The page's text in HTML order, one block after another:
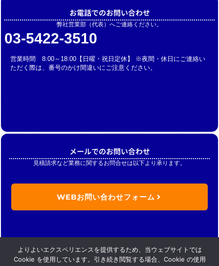
お電話でのお問い合わせ
弊社営業部（代表）へご連絡ください。
03-5422-3510
営業時間 8:00～18:00【日曜・祝日定休】 ※夜間・休日にご連絡い
ただく際は、番号のかけ間違いにご注意ください。
メールでのお問い合わせ
見積請求など業務に関するお問合せは以下より承ります。
WEBお問い合わせフォーム
よりよいエクスペリエンスを提供するため、当ウェブサイトでは
Cookie を使用しています。引き続き閲覧する場合、Cookie の使用